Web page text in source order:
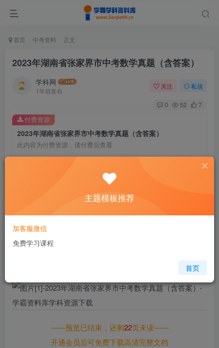
首页 中考资料 正文
2023年湖南省张家界市中考数学真题（含答案）
学科网
1年前发布
关注 私信
0 52 7
2023年湖南省张家界市中考数学真题（含答案）
此内容为付费资源，请付费后查看
9.9
暂时无法购买，请与站长联系
格式
页数
付费资源
——预览已结束，还剩22页未读——
开通会员后可免费下载高清完整文档
主题模板推荐
加客服微信
免费学习课程
首页